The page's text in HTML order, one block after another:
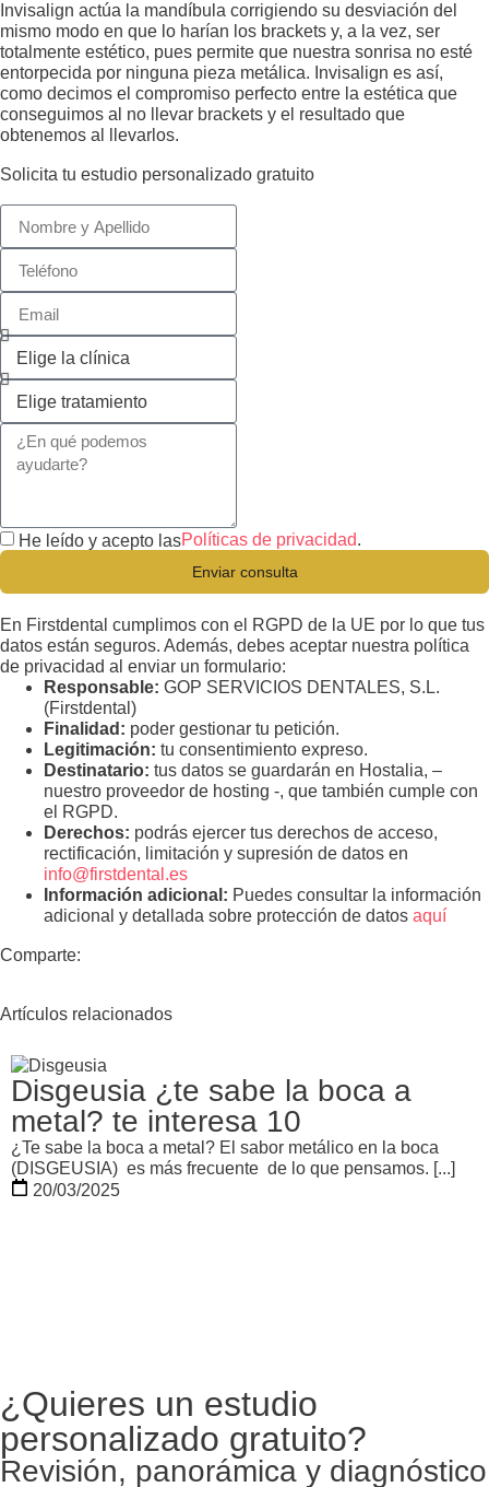
Invisalign actúa la mandíbula corrigiendo su desviación del
mismo modo en que lo harían los brackets y, a la vez, ser
totalmente estético, pues permite que nuestra sonrisa no esté
entorpecida por ninguna pieza metálica. Invisalign es así,
como decimos el compromiso perfecto entre la estética que
conseguimos al no llevar brackets y el resultado que
obtenemos al llevarlos.
Solicita tu estudio personalizado gratuito
He leído y acepto lasPolíticas de privacidad.
Enviar consulta
En Firstdental cumplimos con el RGPD de la UE por lo que tus
datos están seguros. Además, debes aceptar nuestra política
de privacidad al enviar un formulario:
Responsable: GOP SERVICIOS DENTALES, S.L.
(Firstdental)
Finalidad: poder gestionar tu petición.
Legitimación: tu consentimiento expreso.
Destinatario: tus datos se guardarán en Hostalia, –
nuestro proveedor de hosting -, que también cumple con
el RGPD.
Derechos: podrás ejercer tus derechos de acceso,
rectificación, limitación y supresión de datos en
info@firstdental.es
Información adicional: Puedes consultar la información
adicional y detallada sobre protección de datos aquí
Comparte:
Artículos relacionados
Disgeusia ¿te sabe la boca a
metal? te interesa 10
¿Te sabe la boca a metal? El sabor metálico en la boca
(DISGEUSIA) es más frecuente de lo que pensamos. [...]
20/03/2025
¿Quieres un estudio
personalizado gratuito?
Revisión, panorámica y diagnóstico